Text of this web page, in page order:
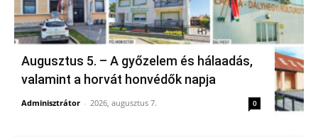
Augusztus 5. – A győzelem és hálaadás,
valamint a horvát honvédők napja
Adminisztrátor - 2026, augusztus 7. 0